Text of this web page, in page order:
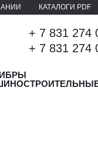
КАТАЛОГИ PDF
+ 7 831 274
+ 7 831 274